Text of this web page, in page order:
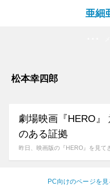
亜細
松本幸四郎
劇場映画『HERO』
のある証拠
昨日、映画版の『HERO』を見て
PC向けのページを見